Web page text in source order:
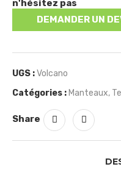
n'hésitez pas
DEMANDER UN
UGS :Volcano
Catégories : Manteaux,
Share